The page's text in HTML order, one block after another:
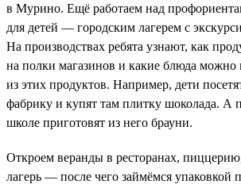
в Мурино. Ещё работаем над
для детей — городским лагерем с
На производствах ребята узнают, как
на полки магазинов и какие блюда можно
из этих продуктов. Например, дети
фабрику и купят там плитку шоколада. А
школе приготовят из него брауни.
Откроем веранды в ресторанах,
лагерь — после чего займёмся упаковкой